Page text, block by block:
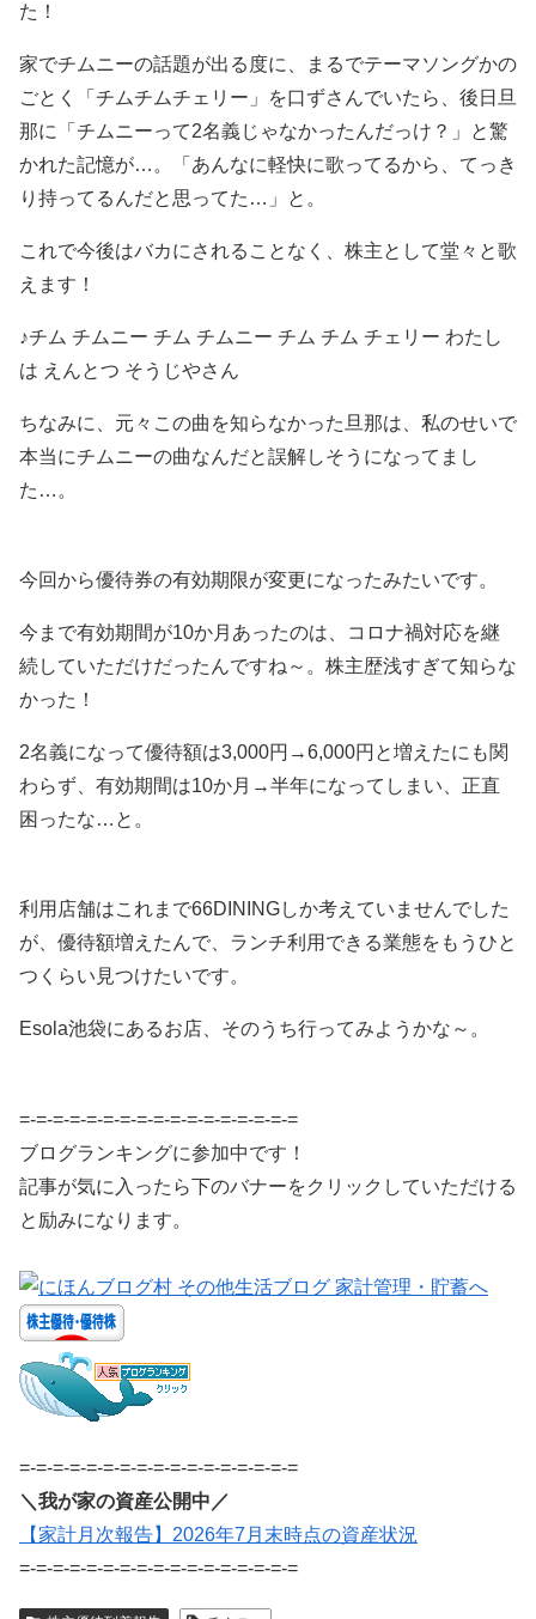
た！
家でチムニーの話題が出る度に、まるでテーマソングかの
ごとく「チムチムチェリー」を口ずさんでいたら、後日旦
那に「チムニーって2名義じゃなかったんだっけ？」と驚
かれた記憶が…。「あんなに軽快に歌ってるから、てっき
り持ってるんだと思ってた…」と。
これで今後はバカにされることなく、株主として堂々と歌
えます！
♪チム チムニー チム チムニー チム チム チェリー わたし
は えんとつ そうじやさん
ちなみに、元々この曲を知らなかった旦那は、私のせいで
本当にチムニーの曲なんだと誤解しそうになってまし
た…。
今回から優待券の有効期限が変更になったみたいです。
今まで有効期間が10か月あったのは、コロナ禍対応を継
続していただけだったんですね～。株主歴浅すぎて知らな
かった！
2名義になって優待額は3,000円→6,000円と増えたにも関
わらず、有効期間は10か月→半年になってしまい、正直
困ったな…と。
利用店舗はこれまで66DININGしか考えていませんでした
が、優待額増えたんで、ランチ利用できる業態をもうひと
つくらい見つけたいです。
Esola池袋にあるお店、そのうち行ってみようかな～。
=-=-=-=-=-=-=-=-=-=-=-=-=-=-=-=-=
ブログランキングに参加中です！
記事が気に入ったら下のバナーをクリックしていただける
と励みになります。
=-=-=-=-=-=-=-=-=-=-=-=-=-=-=-=-=
＼我が家の資産公開中／
【家計月次報告】2026年7月末時点の資産状況
=-=-=-=-=-=-=-=-=-=-=-=-=-=-=-=-=